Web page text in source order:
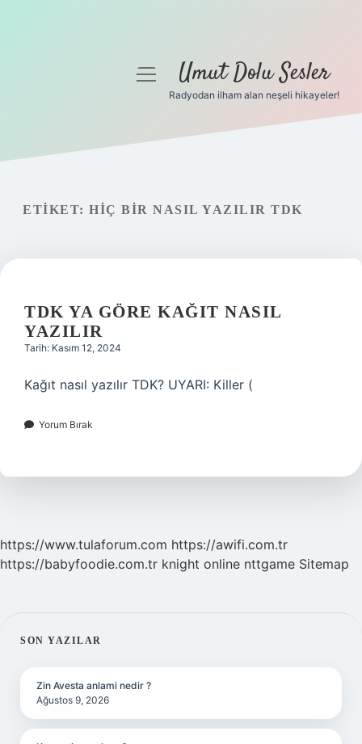
Gizlilik Politikası
menüyüUmut Dolu Sesler
Radyodan ilham alan neşeli hikayeler!
ETIKET: HIÇ BIR NASIL YAZILIR TDK
TDK YA GÖRE KAĞIT NASIL
YAZILIR
Tarih: Kasım 12, 2024
Kağıt nasıl yazılır TDK? UYARI: Killer (
Yorum Bırak
https://www.tulaforum.com https://awifi.com.tr
https://babyfoodie.com.tr knight online nttgame Sitemap
SIDEBAR
SON YAZILAR
Zin Avesta anlami nedir ?
Ağustos 9, 2026